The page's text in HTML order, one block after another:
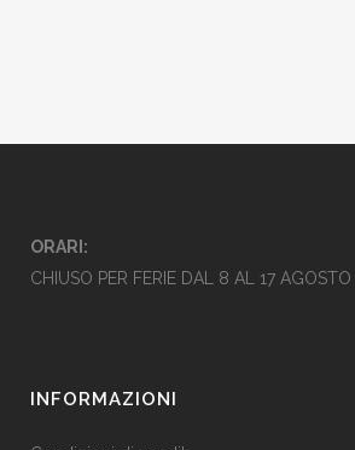
ORARI:
CHIUSO PER FERIE DAL 8 AL 17 AGOSTO
INFORMAZIONI